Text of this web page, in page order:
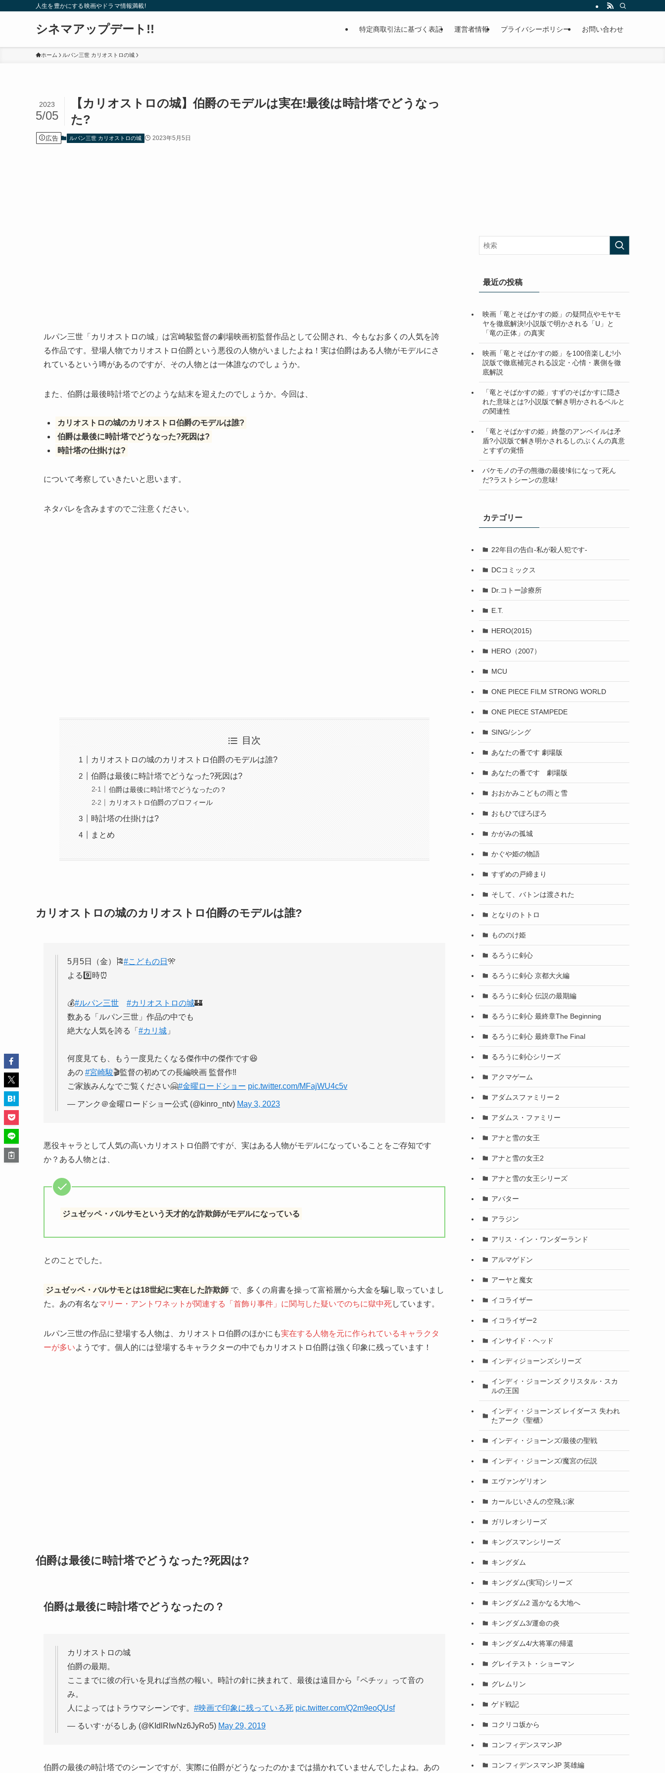
人生を豊かにする映画やドラマ情報満載!
シネマアップデート!! 特定商取引法に基づく表記 運営者情報 プライバシーポリシー お問い合わせ
ホーム ルパン三世 カリオストロの城
【カリオストロの城】伯爵のモデルは実在!最後は時計塔でどうなっ
た?
2023
5/05
広告 ルパン三世 カリオストロの城 2023年5月5日
ルパン三世「カリオストロの城」は宮崎駿監督の劇場映画初監督作品として公開され、今もなお多くの人気を誇
る作品です。登場人物でカリオストロ伯爵という悪役の人物がいましたよね！実は伯爵はある人物がモデルにさ
れているという噂があるのですが、その人物とは一体誰なのでしょうか。
また、伯爵は最後時計塔でどのような結末を迎えたのでしょうか。今回は、
カリオストロの城のカリオストロ伯爵のモデルは誰?
伯爵は最後に時計塔でどうなった?死因は?
時計塔の仕掛けは?
について考察していきたいと思います。
ネタバレを含みますのでご注意ください。
目次
カリオストロの城のカリオストロ伯爵のモデルは誰?
伯爵は最後に時計塔でどうなった?死因は?
伯爵は最後に時計塔でどうなったの？
カリオストロ伯爵のプロフィール
時計塔の仕掛けは?
まとめ
カリオストロの城のカリオストロ伯爵のモデルは誰?
5月5日（金）🎏#こどもの日 🎌
よる9️⃣時⏰
💰#ルパン三世 #カリオストロの城🏰
数ある「ルパン三世」作品の中でも
絶大な人気を誇る「 #カリ城 」
何度見ても、もう一度見たくなる傑作中の傑作です😆
あの #宮崎駿🎬監督の初めての長編映画 監督作‼️
ご家族みんなでご覧ください🤗#金曜ロードショー pic.twitter.com/MFajWU4c5v
— アンク＠金曜ロードショー公式 (@kinro_ntv) May 3, 2023
悪役キャラとして人気の高いカリオストロ伯爵ですが、実はある人物がモデルになっていることをご存知です
か？ある人物とは、
ジュゼッペ・バルサモという天才的な詐欺師がモデルになっている
とのことでした。
ジュゼッペ・バルサモとは18世紀に実在した詐欺師 で、多くの肩書を操って富裕層から大金を騙し取っていまし
た。あの有名なマリー・アントワネットが関連する「首飾り事件」に関与した疑いでのちに獄中死しています。
ルパン三世の作品に登場する人物は、カリオストロ伯爵のほかにも実在する人物を元に作られているキャラクタ
ーが多いようです。個人的には登場するキャラクターの中でもカリオストロ伯爵は強く印象に残っています！
伯爵は最後に時計塔でどうなった?死因は?
伯爵は最後に時計塔でどうなったの？
カリオストロの城
伯爵の最期。
ここまでに彼の行いを見れば当然の報い。時計の針に挟まれて、最後は遠目から『ペチッ』って音の
み。
人によってはトラウマシーンです。 #映画で印象に残っている死 pic.twitter.com/Q2m9eoQUsf
— るいす･がるしあ (@KIdlRIwNz6JyRo5) May 29, 2019
伯爵の最後の時計塔でのシーンですが、実際に伯爵がどうなったのかまでは描かれていませんでしたよね。あの
最近の投稿
映画「竜とそばかすの姫」の疑問点やモヤモ
ヤを徹底解決!小説版で明かされる「U」と
「竜の正体」の真実
映画「竜とそばかすの姫」を100倍楽しむ!小
説版で徹底補完される設定・心情・裏側を徹
底解説
「竜とそばかすの姫」すずのそばかすに隠さ
れた意味とは?小説版で解き明かされるベルと
の関連性
「竜とそばかすの姫」終盤のアンベイルは矛
盾?小説版で解き明かされるしのぶくんの真意
とすずの覚悟
バケモノの子の熊徹の最後!剣になって死ん
だ?ラストシーンの意味!
カテゴリー
22年目の告白-私が殺人犯です-
DCコミックス
Dr.コトー診療所
E.T.
HERO(2015)
HERO（2007）
MCU
ONE PIECE FILM STRONG WORLD
ONE PIECE STAMPEDE
SING/シング
あなたの番です 劇場版
あなたの番です 劇場版
おおかみこどもの雨と雪
おもひでぽろぽろ
かがみの孤城
かぐや姫の物語
すずめの戸締まり
そして、バトンは渡された
となりのトトロ
もののけ姫
るろうに剣心
るろうに剣心 京都大火編
るろうに剣心 伝説の最期編
るろうに剣心 最終章The Beginning
るろうに剣心 最終章The Final
るろうに剣心シリーズ
アクマゲーム
アダムスファミリー２
アダムス・ファミリー
アナと雪の女王
アナと雪の女王2
アナと雪の女王シリーズ
アバター
アラジン
アリス・イン・ワンダーランド
アルマゲドン
アーヤと魔女
イコライザー
イコライザー2
インサイド・ヘッド
インディジョーンズシリーズ
インディ・ジョーンズ クリスタル・スカ
ルの王国
インディ・ジョーンズ レイダース 失われ
たアーク《聖櫃》
インディ・ジョーンズ/最後の聖戦
インディ・ジョーンズ/魔宮の伝説
エヴァンゲリオン
カールじいさんの空飛ぶ家
ガリレオシリーズ
キングスマンシリーズ
キングダム
キングダム(実写)シリーズ
キングダム2 遥かなる大地へ
キングダム3/運命の炎
キングダム4/大将軍の帰還
グレイテスト・ショーマン
グレムリン
ゲド戦記
コクリコ坂から
コンフィデンスマンJP
コンフィデンスマンJP 英雄編